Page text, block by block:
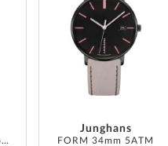
Max Bill Kleine Automatic 34mm 5ATM
HINZUFÜGEN
Junghans
FORM 34mm 5ATM